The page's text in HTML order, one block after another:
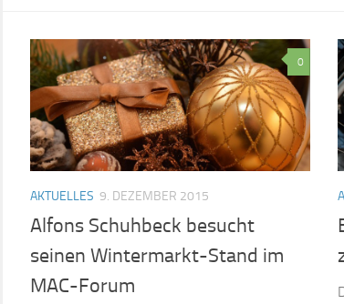
0
AKTUELLES 9. DEZEMBER 2015
Alfons Schuhbeck besucht
seinen Wintermarkt-Stand im
MAC-Forum